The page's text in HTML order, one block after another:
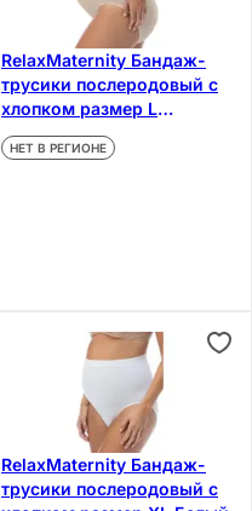
RelaxMaternity Бандаж-
трусики послеродовый с
хлопком размер L
Бежевый
НЕТ В РЕГИОНЕ
RelaxMaternity Бандаж-
трусики послеродовый с